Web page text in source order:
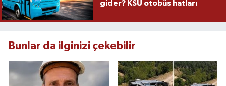
gider? KSÜ otobüs hatları
Bunlar da ilginizi çekebilir